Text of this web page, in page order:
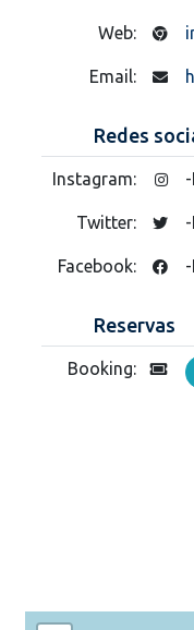
Web:
Email:
Redes
Instagram:
Twitter:
Facebook:
Reservas
Booking: